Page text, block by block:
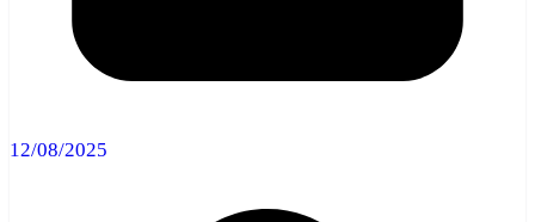
12/08/2025